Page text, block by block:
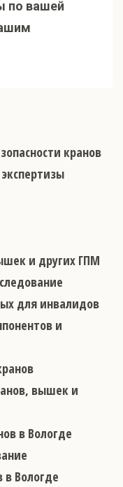
по вашей
кранов
и других ГПМ
для инвалидов
и
вышек и
в Вологде
в Вологде